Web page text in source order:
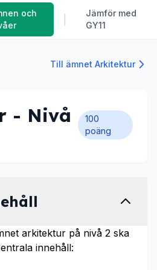
och
Jämför med
GY11
Till ämnet Arkitektur
- Nivå
100
poäng
arkitektur på nivå 2 ska
innehåll: